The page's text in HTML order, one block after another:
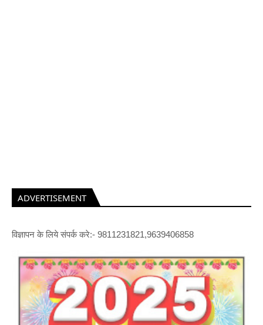
ADVERTISEMENT
विज्ञापन के लिये संपर्क करे:- 9811231821,9639406858